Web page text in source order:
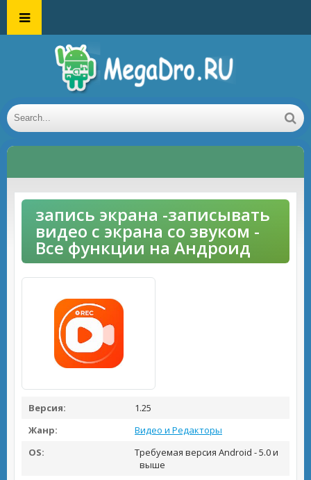
запись экрана -записывать
видео с экрана со звуком -
Все функции на Андроид
Версия:
1.25
Жанр:
Видео и Редакторы
OS:
Требуемая версия Android - 5.0 и
выше